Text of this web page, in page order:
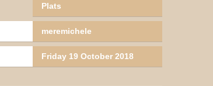
Plats
meremichele
Friday 19 October 2018